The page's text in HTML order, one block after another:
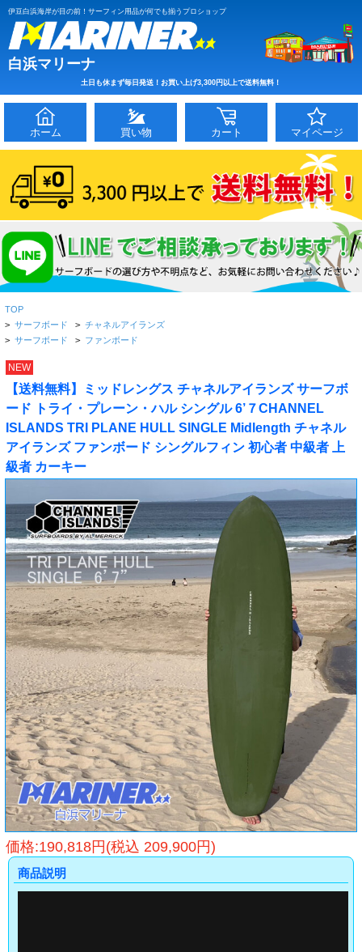
伊豆白浜海岸が目の前！サーフィン用品が何でも揃うプロショップ
白浜マリーナ
土日も休まず毎日発送！お買い上げ3,300円以上で送料無料！
ホーム 買い物 カート マイページ
TOP
> サーフボード > チャネルアイランズ
> サーフボード > ファンボード
NEW
【送料無料】ミッドレングス チャネルアイランズ サーフボ
ード トライ・プレーン・ハル シングル 6’７CHANNEL
ISLANDS TRI PLANE HULL SINGLE Midlength チャネル
アイランズ ファンボード シングルフィン 初心者 中級者 上
級者 カーキー
価格:190,818円(税込 209,900円)
商品説明